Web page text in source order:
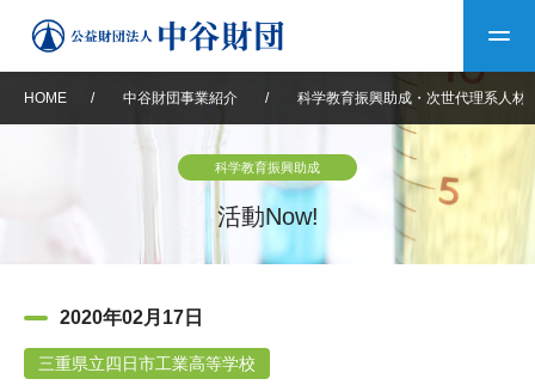
中谷財団について
設立趣意書 財団概要
中谷財団事業紹介 中谷賞
中谷財団動画紹介
HOME / 中谷財団事業紹介 / 科学教育振興助成・次世代理系人材
科学教育振興助成
活動Now!
2020年02月17日
三重県立四日市工業高等学校